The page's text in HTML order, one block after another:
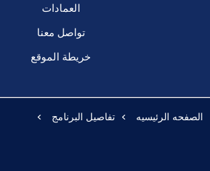
العمادات
تواصل معنا
خريطة الموقع
الصفحه الرئيسيه تفاصيل البرنامج